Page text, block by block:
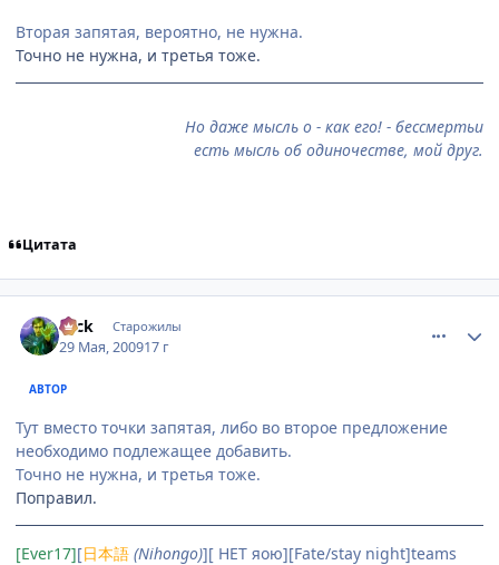
Вторая запятая, вероятно, не нужна.
Точно не нужна, и третья тоже.
Но даже мысль о - как его! - бессмертьи
есть мысль об одиночестве, мой друг.
Цитата
Nick Старожилы
29 Мая, 200917 г
АВТОР
Тут вместо точки запятая, либо во второе предложение
необходимо подлежащее добавить.
Точно не нужна, и третья тоже.
Поправил.
[Ever17][日本語 (Nihongo)][ НЕТ яою][Fate/stay night]teams